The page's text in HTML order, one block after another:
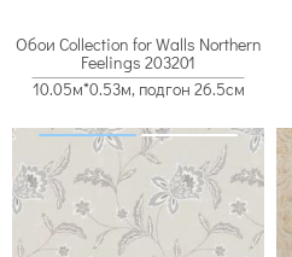
Обои Collection for Walls Northern
Feelings 203201
10.05м*0.53м, подгон 26.5см